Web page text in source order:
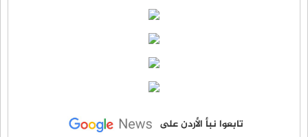
تابعوا نبأ الأردن على